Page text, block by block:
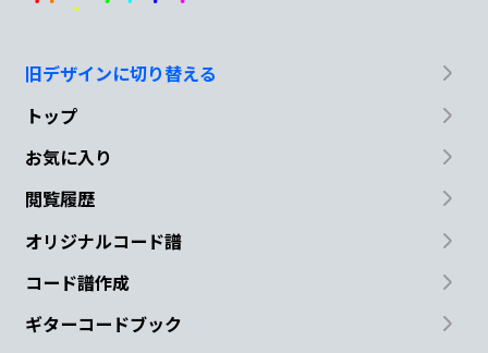
旧デザインに切り替える
トップ
お気に入り
閲覧履歴
オリジナルコード譜
コード譜作成
ギターコードブック